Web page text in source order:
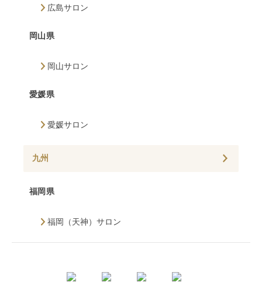
広島サロン
岡山県
岡山サロン
愛媛県
愛媛サロン
九州
福岡県
福岡（天神）サロン